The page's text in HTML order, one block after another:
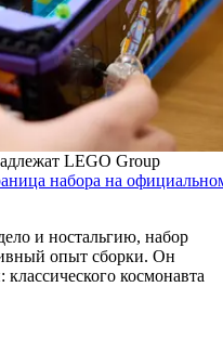
LEGO Group
набора на
и ностальгию, набор
опыт сборки. Он
космонавта